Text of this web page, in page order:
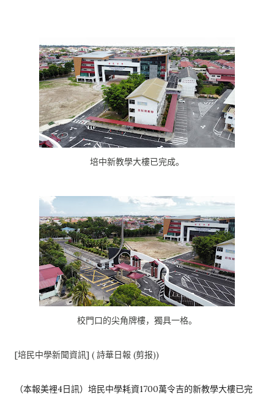
培中新教學大樓已完成。
校門口的尖角牌樓，獨具一格。
[培民中學新聞資訊] ( 詩華日報 (剪报))
（本報美裡4日訊） 培民中學耗資1700萬令吉的新教學大樓已完